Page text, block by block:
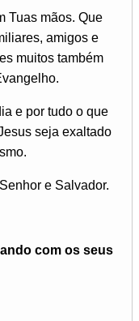
Tuas mãos. Que
amigos e
muitos também
e por tudo o que
seja exaltado
e Salvador.
com os seus